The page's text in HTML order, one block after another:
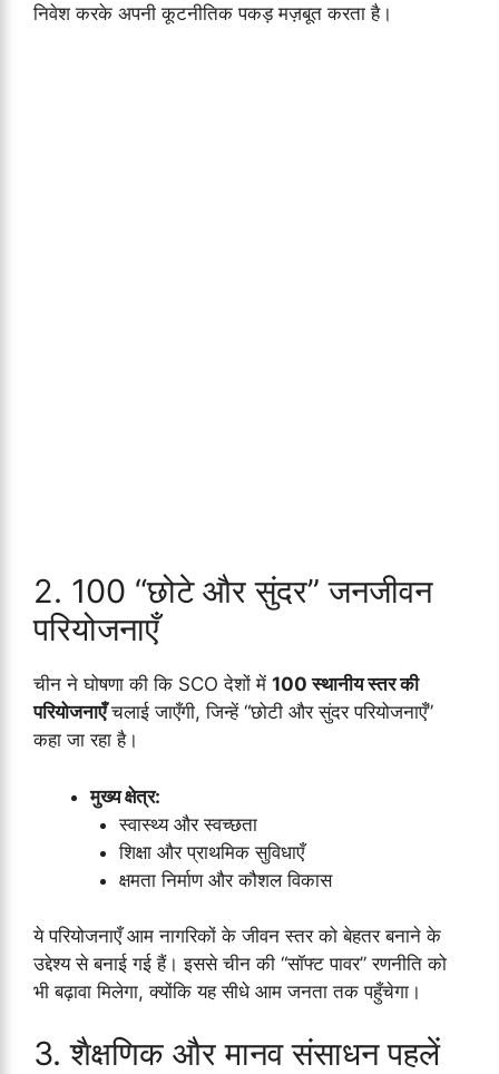
निवेश करके अपनी कूटनीतिक पकड़ मज़बूत करता है।
2. 100 “छोटे और सुंदर” जनजीवन
परियोजनाएँ
चीन ने घोषणा की कि SCO देशों में 100 स्थानीय स्तर की
परियोजनाएँचलाई जाएँगी, जिन्हें “छोटी और सुंदर परियोजनाएँ”
कहा जा रहा है।
मुख्य क्षेत्र:
स्वास्थ्य और स्वच्छता
शिक्षा और प्राथमिक सुविधाएँ
क्षमता निर्माण और कौशल विकास
ये परियोजनाएँ आम नागरिकों के जीवन स्तर को बेहतर बनाने के
उद्देश्य से बनाई गई हैं। इससे चीन की “सॉफ्ट पावर” रणनीति को
भी बढ़ावा मिलेगा, क्योंकि यह सीधे आम जनता तक पहुँचेगा।
3. शैक्षणिक और मानव संसाधन पहलें